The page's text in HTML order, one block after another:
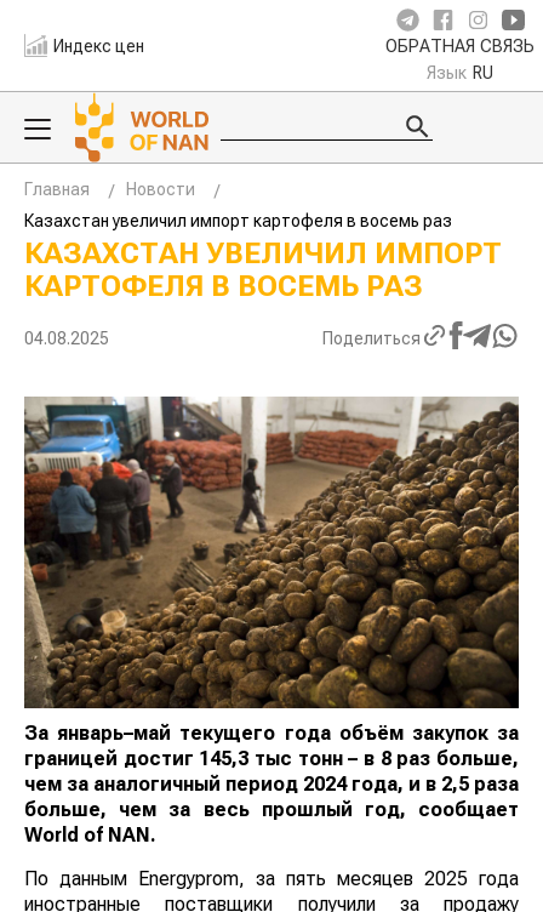
Индекс цен ОБРАТНАЯ СВЯЗЬ
Язык RU
Главная
Новости
Казахстан увеличил импорт картофеля в восемь раз
КАЗАХСТАН УВЕЛИЧИЛ ИМПОРТ
КАРТОФЕЛЯ В ВОСЕМЬ РАЗ
04.08.2025 Поделиться
За январь–май текущего года объём закупок за
границей достиг 145,3 тыс тонн – в 8 раз больше,
чем за аналогичный период 2024 года, и в 2,5 раза
больше, чем за весь прошлый год, сообщает
World of NAN.
По данным Energyprom, за пять месяцев 2025 года
иностранные поставщики получили за продажу